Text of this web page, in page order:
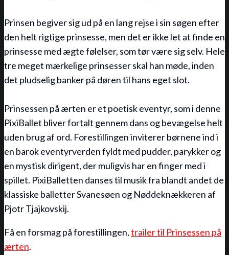
Prinsen begiver sig ud på en lang rejse i sin søgen efter
den helt rigtige prinsesse, men det er ikke let at finde en
prinsesse med ægte følelser, som tør være sig selv. Hele
tre meget mærkelige prinsesser skal han møde, inden
det pludselig banker på døren til hans eget slot.
Prinsessen på ærten er et poetisk eventyr, som i denne
PixiBallet bliver fortalt gennem dans og bevægelse helt
uden brug af ord. Forestillingen inviterer børnene ind i
en barok eventyrverden fyldt med pudder, parykker og
en mystisk dirigent, der muligvis har en finger med i
spillet. PixiBalletten danses til musik fra blandt andet de
klassiske balletter Svanesøen og Nøddeknækkeren af
Pjotr Tjajkovskij.
Få en forsmag på forestillingen,trailer til Prinsessen på
ærten.